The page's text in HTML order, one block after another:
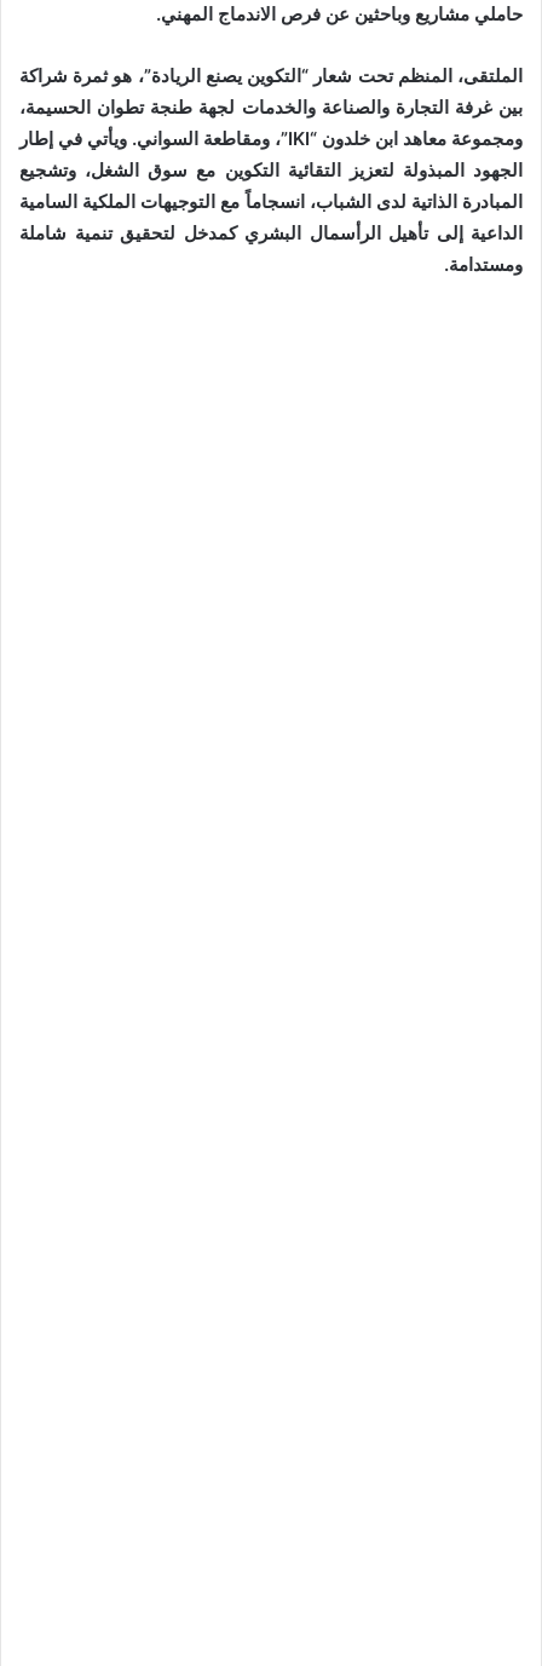
حاملي مشاريع وباحثين عن فرص الاندماج المهني.
الملتقى، المنظم تحت شعار “التكوين يصنع الريادة”، هو ثمرة شراكة
بين غرفة التجارة والصناعة والخدمات لجهة طنجة تطوان الحسيمة،
ومجموعة معاهد ابن خلدون “IKI”، ومقاطعة السواني. ويأتي في إطار
الجهود المبذولة لتعزيز التقائية التكوين مع سوق الشغل، وتشجيع
المبادرة الذاتية لدى الشباب، انسجاماً مع التوجيهات الملكية السامية
الداعية إلى تأهيل الرأسمال البشري كمدخل لتحقيق تنمية شاملة
ومستدامة.